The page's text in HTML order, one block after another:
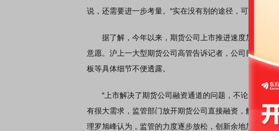
说，还需要进一步考量。“实在没有别的途径，可能会考
据了解，今年以来，期货公司上市推进速度加快，多
意愿。沪上一大型期货公司高管告诉记者，公司目前正在
板等具体细节不便透露。
“上市解决了期货公司融资通道的问题，不论是传统业
有很大需求，监管部门放开期货公司直接融资，解决了
理罗旭峰认为，监管的力度逐步放松，创新余地加大，不